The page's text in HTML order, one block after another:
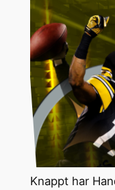
Knappt har